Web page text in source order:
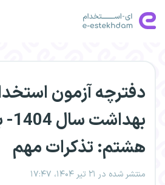
دفترچه آزمون
هشتم: تذکرات مهم
منتشر شده در ۲۱ تیر ۱۴۰۴، ۱۷:۴۷